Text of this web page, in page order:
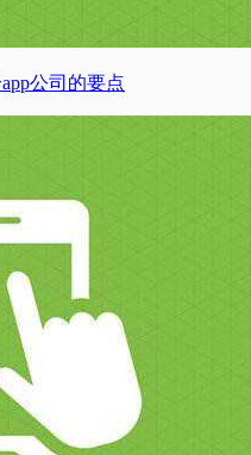
公司的要点